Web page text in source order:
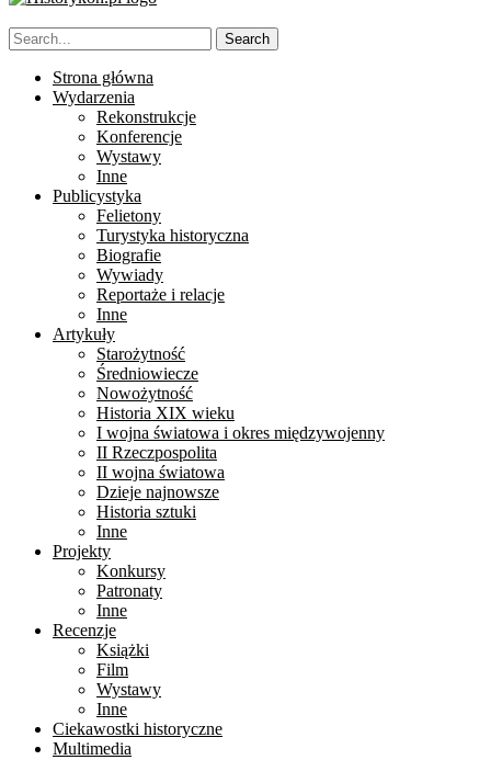
Strona główna
Wydarzenia
Rekonstrukcje
Konferencje
Wystawy
Inne
Publicystyka
Felietony
Turystyka historyczna
Biografie
Wywiady
Reportaże i relacje
Inne
Artykuły
Starożytność
Średniowiecze
Nowożytność
Historia XIX wieku
I wojna światowa i okres międzywojenny
II Rzeczpospolita
II wojna światowa
Dzieje najnowsze
Historia sztuki
Inne
Projekty
Konkursy
Patronaty
Inne
Recenzje
Książki
Film
Wystawy
Inne
Ciekawostki historyczne
Multimedia